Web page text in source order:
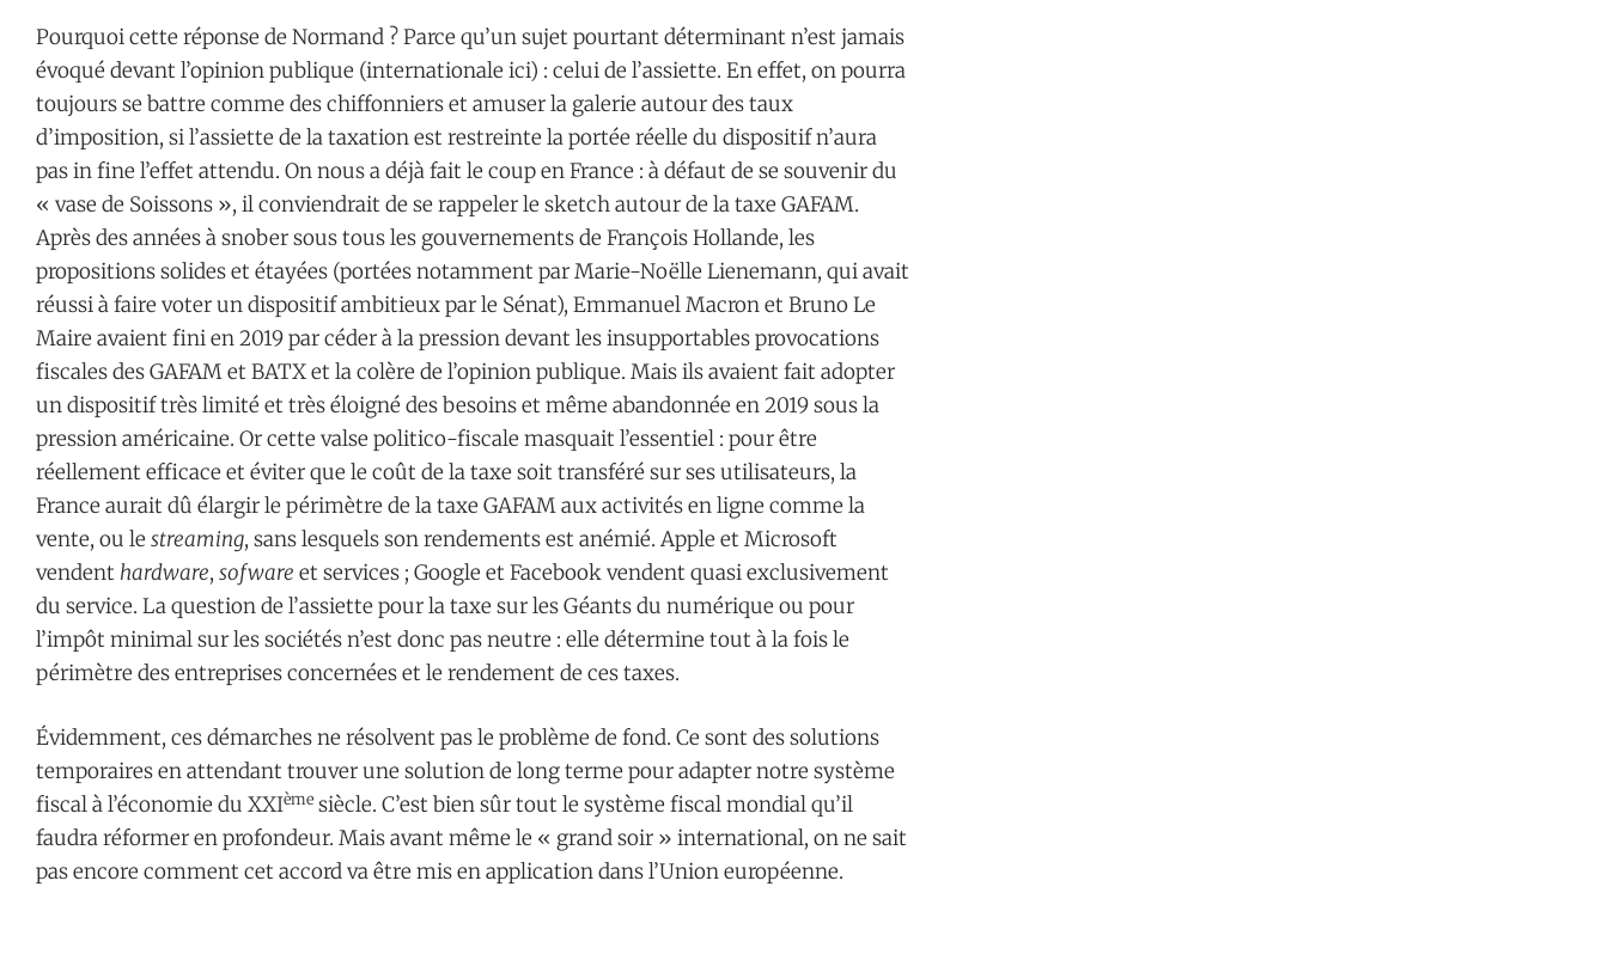
Pourquoi cette réponse de Normand ? Parce qu’un sujet pourtant déterminant n’est jamais
évoqué devant l’opinion publique (internationale ici) : celui de l’assiette. En effet, on pourra
toujours se battre comme des chiffonniers et amuser la galerie autour des taux
d’imposition, si l’assiette de la taxation est restreinte la portée réelle du dispositif n’aura
pas in fine l’effet attendu. On nous a déjà fait le coup en France : à défaut de se souvenir du
« vase de Soissons », il conviendrait de se rappeler le sketch autour de la taxe GAFAM.
Après des années à snober sous tous les gouvernements de François Hollande, les
propositions solides et étayées (portées notamment par Marie-Noëlle Lienemann, qui avait
réussi à faire voter un dispositif ambitieux par le Sénat), Emmanuel Macron et Bruno Le
Maire avaient fini en 2019 par céder à la pression devant les insupportables provocations
fiscales des GAFAM et BATX et la colère de l’opinion publique. Mais ils avaient fait adopter
un dispositif très limité et très éloigné des besoins et même abandonnée en 2019 sous la
pression américaine. Or cette valse politico-fiscale masquait l’essentiel : pour être
réellement efficace et éviter que le coût de la taxe soit transféré sur ses utilisateurs, la
France aurait dû élargir le périmètre de la taxe GAFAM aux activités en ligne comme la
vente, ou le streaming, sans lesquels son rendements est anémié. Apple et Microsoft
vendent hardware, sofware et services ; Google et Facebook vendent quasi exclusivement
du service. La question de l’assiette pour la taxe sur les Géants du numérique ou pour
l’impôt minimal sur les sociétés n’est donc pas neutre : elle détermine tout à la fois le
périmètre des entreprises concernées et le rendement de ces taxes.
Évidemment, ces démarches ne résolvent pas le problème de fond. Ce sont des solutions
temporaires en attendant trouver une solution de long terme pour adapter notre système
fiscal à l’économie du XXIème siècle. C’est bien sûr tout le système fiscal mondial qu’il
faudra réformer en profondeur. Mais avant même le « grand soir » international, on ne sait
pas encore comment cet accord va être mis en application dans l’Union européenne.